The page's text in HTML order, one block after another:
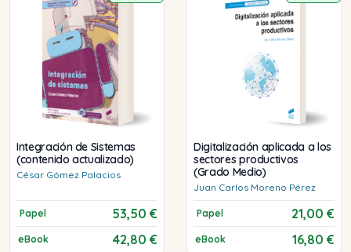
Integración de Sistemas
(contenido actualizado)
César Gómez Palacios
Papel 53,50 €
eBook 42,80 €
Digitalización aplicada a los
sectores productivos
(Grado Medio)
Juan Carlos Moreno Pérez
Papel 21,00 €
eBook 16,80 €